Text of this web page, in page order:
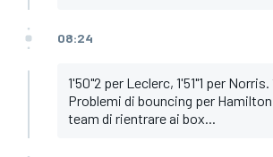
08:24
1'50"2 per Leclerc, 1'51"1 per
Problemi di bouncing per
team di rientrare ai box...